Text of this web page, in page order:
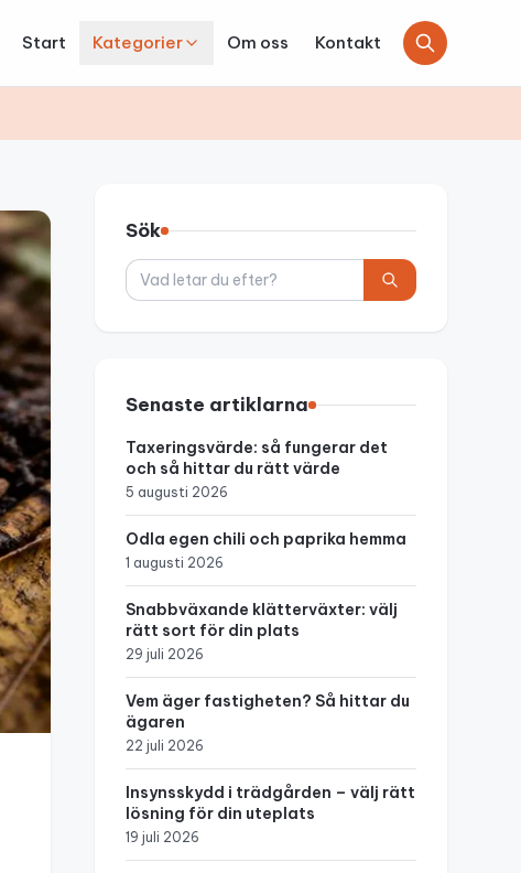
Start Kategorier Om oss Kontakt
Sök
Sök
Senaste artiklarna
Taxeringsvärde: så fungerar det
och så hittar du rätt värde
5 augusti 2026
Odla egen chili och paprika hemma
1 augusti 2026
Snabbväxande klätterväxter: välj
rätt sort för din plats
29 juli 2026
Vem äger fastigheten? Så hittar du
ägaren
22 juli 2026
Insynsskydd i trädgården – välj rätt
lösning för din uteplats
19 juli 2026